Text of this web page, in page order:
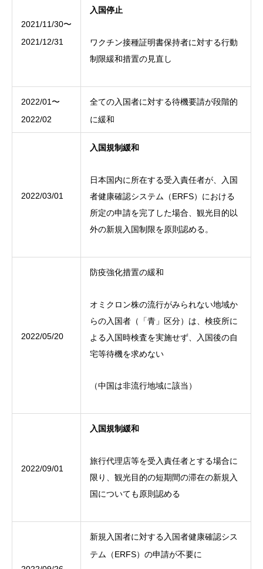
2021/11/30〜
2021/12/31
入国停止
ワクチン接種証明書保持者に対する行動
制限緩和措置の見直し
2022/01〜
2022/02
全ての入国者に対する待機要請が段階的
に緩和
2022/03/01
入国規制緩和
日本国内に所在する受入責任者が、入国
者健康確認システム（ERFS）における
所定の申請を完了した場合、観光目的以
外の新規入国制限を原則認める。
2022/05/20
防疫強化措置の緩和
オミクロン株の流行がみられない地域か
らの入国者（「青」区分）は、検疫所に
よる入国時検査を実施せず、入国後の自
宅等待機を求めない
（中国は非流行地域に該当）
2022/09/01
入国規制緩和
旅行代理店等を受入責任者とする場合に
限り、観光目的の短期間の滞在の新規入
国についても原則認める
新規入国者に対する入国者健康確認シス
テム（ERFS）の申請が不要に